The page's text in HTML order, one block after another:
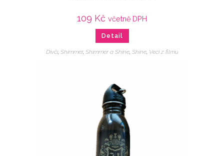
109 Kč včetně DPH
Detail
Dívčí, Shimmer, Shimmer a Shine, Shine, Veci z filmu